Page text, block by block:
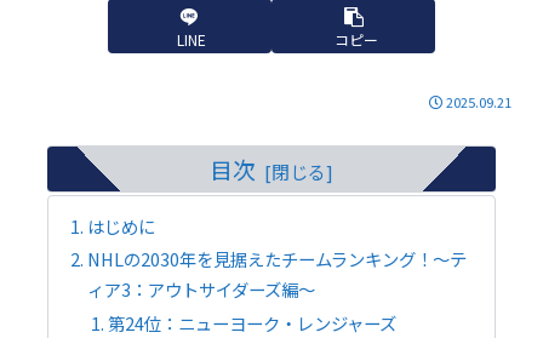
LINE コピー
2025.09.21
目次
はじめに
NHLの2030年を見据えたチームランキング！～テ
ィア3：アウトサイダーズ編～
第24位：ニューヨーク・レンジャーズ